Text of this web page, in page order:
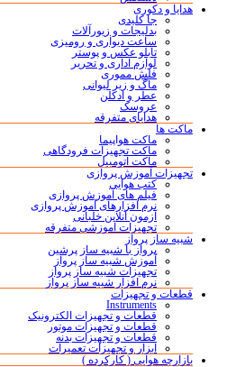
هدایا و دکوری
جا کلیدی
بدلیجات و زیورآلات
ساعت دیواری و رومیزی
تابلو عکس و پوستر
لوازم اداری و تحریر
فلش مموری
ماگ و زیر لیوانی
عطر و ادکلن
عروسک
هدایای متفرقه
ماکت ها
ماکت هواپیما
ماکت تجهیزات فرودگاهی
ماکت اتومبیل
تجهیزات آموزش پروازی
کتب هوایی
فیلم های آموزش پروازی
نرم افزارهای آموزش پروازی
آزمون آنلاین خلبانی
تجهیزات آموزشی متفرقه
شبیه ساز پرواز
پرواز با شبیه ساز پرشین
آموزش شبیه ساز پرواز
تجهیزات شبیه ساز پرواز
نرم افزار شبیه ساز پرواز
قطعات و تجهیزات
Instruments
قطعات و تجهیزات الکترونیک
قطعات و تجهیزات موتور
قطعات و تجهیزات بدنه
ابزار و تجهیزات تعمیرات
بازارچه هوایی ( کارکرده )